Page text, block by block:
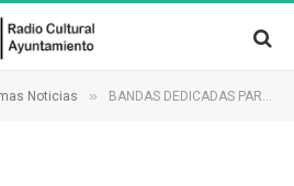
Noticias » BANDAS DEDICADAS PARA ATRACOS EN BACALAR IMPARABLES